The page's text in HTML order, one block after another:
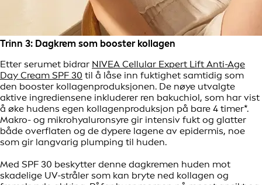
Trinn 3: Dagkrem som booster kollagen
Etter serumet bidrar NIVEA Cellular Expert Lift Anti-Age
Day Cream SPF 30 til å låse inn fuktighet samtidig som
den booster kollagenproduksjonen. De nøye utvalgte
aktive ingrediensene inkluderer ren bakuchiol, som har vist
å øke hudens egen kollagenproduksjon på bare 4 timer*.
Makro- og mikrohyaluronsyre gir intensiv fukt og glatter
både overflaten og de dypere lagene av epidermis, noe
som gir langvarig plumping til huden.
Med SPF 30 beskytter denne dagkremen huden mot
skadelige UV-stråler som kan bryte ned kollagen og